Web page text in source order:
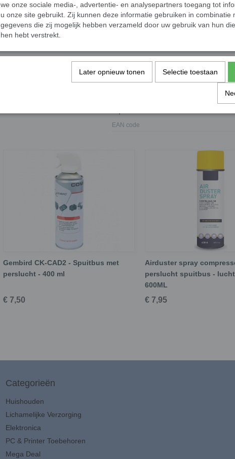
van 400ML!
Artikelinformatie
Afmetingen inclusief verpakking:
Inhoud 400ml
3 bussen
EAN code
Gembird CK-CAD2 - Spuitbus met
perslucht - 400 ml
€ 7,50
Airduster spray
perslucht spuitbus -
600ML
€ 7,95
Categorieën
Huishouden
Lichamelijke Verzorging
Elektronica
PC & Printer Toebehoren
Mega Deal
we onze sociale media-, advertentie- en analysepartners toegang tot
u onze site gebruikt. Zij kunnen deze informatie gebruiken in combinatie
gegevens die zij mogelijk hebben verzameld door uw gebruik van hun
hen hebt verstrekt.
Later opnieuw tonen Selectie toestaan